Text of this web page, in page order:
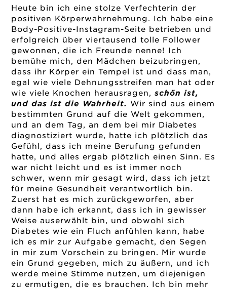
Heute bin ich eine stolze Verfechterin der
positiven Körperwahrnehmung. Ich habe eine
Body-Positive-Instagram-Seite betrieben und
erfolgreich über viertausend tolle Follower
gewonnen, die ich Freunde nenne! Ich
bemühe mich, den Mädchen beizubringen,
dass ihr Körper ein Tempel ist und dass man,
egal wie viele Dehnungsstreifen man hat oder
wie viele Knochen herausragen,schön ist,
und das ist die Wahrheit. Wir sind aus einem
bestimmten Grund auf die Welt gekommen,
und an dem Tag, an dem bei mir Diabetes
diagnostiziert wurde, hatte ich plötzlich das
Gefühl, dass ich meine Berufung gefunden
hatte, und alles ergab plötzlich einen Sinn. Es
war nicht leicht und es ist immer noch
schwer, wenn mir gesagt wird, dass ich jetzt
für meine Gesundheit verantwortlich bin.
Zuerst hat es mich zurückgeworfen, aber
dann habe ich erkannt, dass ich in gewisser
Weise auserwählt bin, und obwohl sich
Diabetes wie ein Fluch anfühlen kann, habe
ich es mir zur Aufgabe gemacht, den Segen
in mir zum Vorschein zu bringen. Mir wurde
ein Grund gegeben, mich zu äußern, und ich
werde meine Stimme nutzen, um diejenigen
zu ermutigen, die es brauchen. Ich bin mehr